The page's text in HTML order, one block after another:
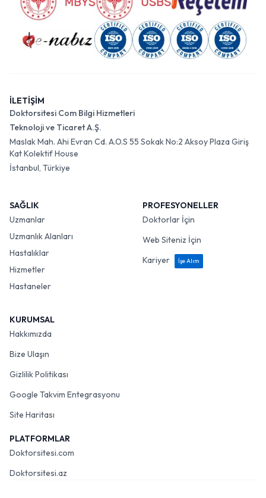
İLETİŞİM
Doktorsitesi Com Bilgi Hizmetleri
Teknoloji ve Ticaret A.Ş.
Maslak Mah. Ahi Evran Cd. A.O.S 55 Sokak No:2 Aksoy Plaza Giriş
Kat Kolektif House
İstanbul, Türkiye
SAĞLIK
Uzmanlar
Uzmanlık Alanları
Hastalıklar
Hizmetler
Hastaneler
PROFESYONELLER
Doktorlar İçin
Web Siteniz İçin
Kariyer
İşe Alım
KURUMSAL
Hakkımızda
Bize Ulaşın
Gizlilik Politikası
Google Takvim Entegrasyonu
Site Haritası
PLATFORMLAR
Doktorsitesi.com
Doktorsitesi.az